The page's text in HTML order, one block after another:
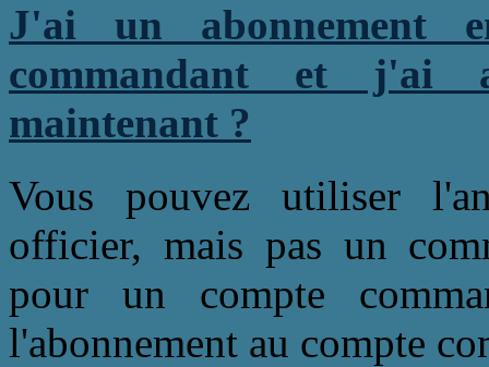
J'ai un abonnement
commandant et j'ai
maintenant ?
Vous pouvez utiliser
officier, mais pas un
pour un compte
l'abonnement au compte